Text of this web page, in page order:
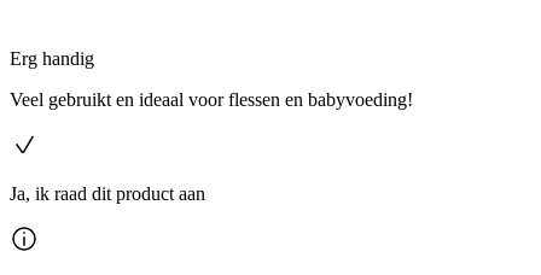
Erg handig
Veel gebruikt en ideaal voor flessen en babyvoeding!
Ja, ik raad dit product aan